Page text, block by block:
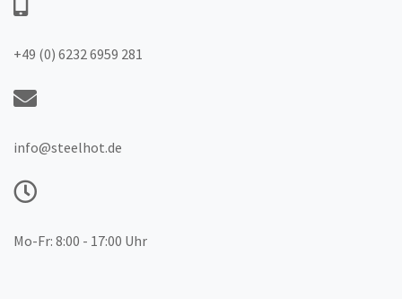
+49 (0) 6232 6959 281
info@steelhot.de
Mo-Fr: 8:00 - 17:00 Uhr